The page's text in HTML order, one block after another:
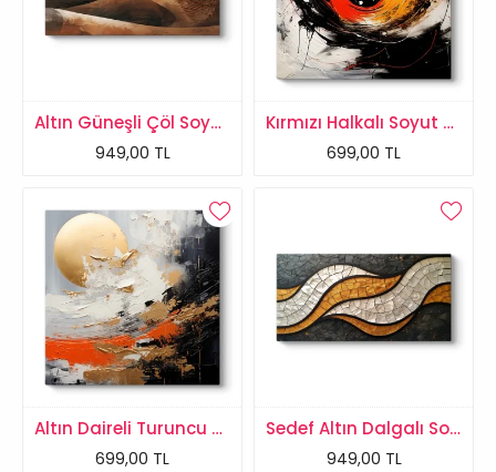
Altın Güneşli Çöl Soyut Kanvas Tablo
949,00 TL
Kırmızı Halkalı Soyut Kanvas Tablo
699,00 TL
Altın Daireli Turuncu Soyut Kanvas Tablo
699,00 TL
Sedef Altın Dalgalı Soyut Kanvas Tablo
949,00 TL